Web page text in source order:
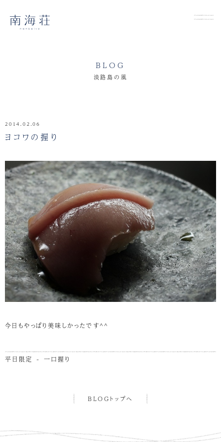
BLOG
淡路島の風
2014.02.06
ヨコワの握り
今日もやっぱり美味しかったです^^
平日限定 - 一口握り
BLOGトップへ